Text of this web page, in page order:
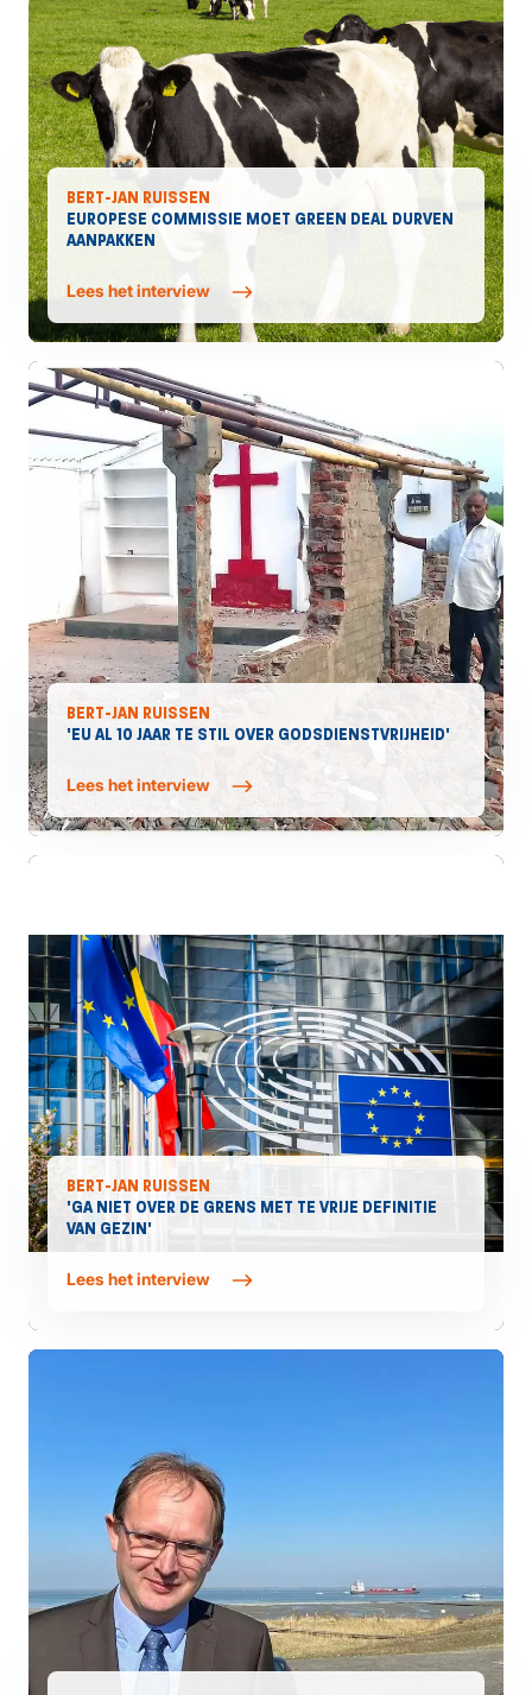
BERT-JAN RUISSEN
EUROPESE COMMISSIE MOET GREEN DEAL DURVEN
AANPAKKEN
Lees het interview
BERT-JAN RUISSEN
'EU AL 10 JAAR TE STIL OVER GODSDIENSTVRIJHEID'
Lees het interview
BERT-JAN RUISSEN
'GA NIET OVER DE GRENS MET TE VRIJE DEFINITIE
VAN GEZIN'
Lees het interview